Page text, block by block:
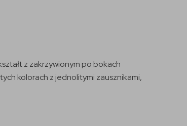
z zakrzywionym po bokach
kolorach z jednolitymi zausznikami,